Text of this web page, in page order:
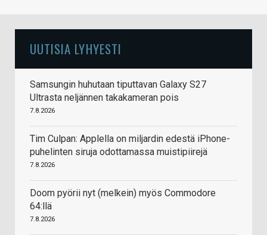
UUTISIA LYHYESTI
Samsungin huhutaan tiputtavan Galaxy S27
Ultrasta neljännen takakameran pois
7.8.2026
Tim Culpan: Applella on miljardin edestä iPhone-
puhelinten siruja odottamassa muistipiirejä
7.8.2026
Doom pyörii nyt (melkein) myös Commodore
64:llä
7.8.2026